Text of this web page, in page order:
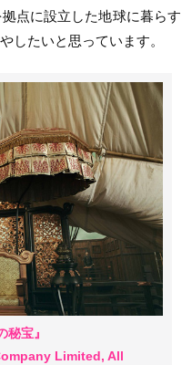
点に設立した地球に暮らす
したいと思っています。
秘宝』
Limited, All